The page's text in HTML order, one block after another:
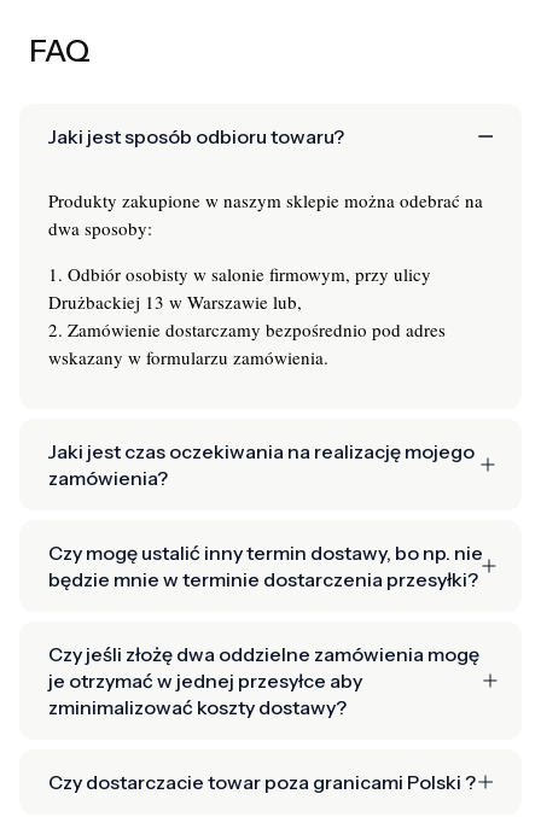
FAQ
Jaki jest sposób odbioru towaru?
Produkty zakupione w naszym sklepie można odebrać na
dwa sposoby:
1. Odbiór osobisty w salonie firmowym, przy ulicy
Drużbackiej 13 w Warszawie lub,
2. Zamówienie dostarczamy bezpośrednio pod adres
wskazany w formularzu zamówienia.
Jaki jest czas oczekiwania na realizację mojego
zamówienia?
Czy mogę ustalić inny termin dostawy, bo np. nie
będzie mnie w terminie dostarczenia przesyłki?
Czy jeśli złożę dwa oddzielne zamówienia mogę
je otrzymać w jednej przesyłce aby
zminimalizować koszty dostawy?
Czy dostarczacie towar poza granicami Polski ?